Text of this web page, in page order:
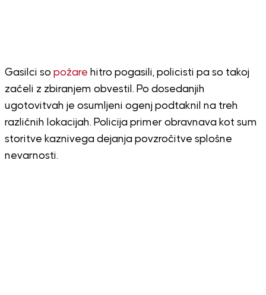
Gasilci so požare hitro pogasili, policisti pa so takoj
začeli z zbiranjem obvestil. Po dosedanjih
ugotovitvah je osumljeni ogenj podtaknil na treh
različnih lokacijah. Policija primer obravnava kot sum
storitve kaznivega dejanja povzročitve splošne
nevarnosti.